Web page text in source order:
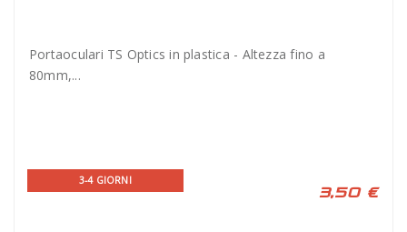
Portaoculari TS Optics in plastica - Altezza fino a
80mm,...
3-4 GIORNI
3,50 €